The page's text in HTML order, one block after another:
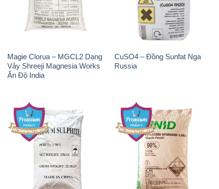
Magie Clorua – MGCL2 Dạng
Vảy Shreeji Magnesia Works
Ấn Độ India
CuSO4 – Đồng Sunfat Nga
Russia